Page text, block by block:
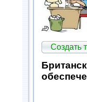
Создать